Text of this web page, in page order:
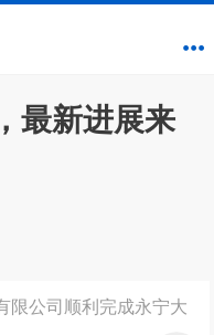
最新进展来
限公司顺利完成永宁大